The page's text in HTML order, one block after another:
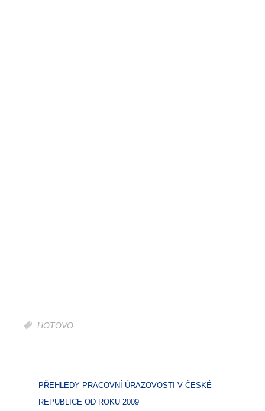
HOTOVO
PŘEHLEDY PRACOVNÍ ÚRAZOVOSTI V ČESKÉ
REPUBLICE OD ROKU 2009